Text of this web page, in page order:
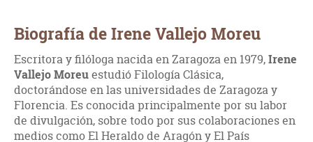
Biografía de Irene Vallejo Moreu
Escritora y filóloga nacida en Zaragoza en 1979,Irene
Vallejo Moreuestudió Filología Clásica,
doctorándose en las universidades de Zaragoza y
Florencia. Es conocida principalmente por su labor
de divulgación, sobre todo por sus colaboraciones en
medios como El Heraldo de Aragón y El País